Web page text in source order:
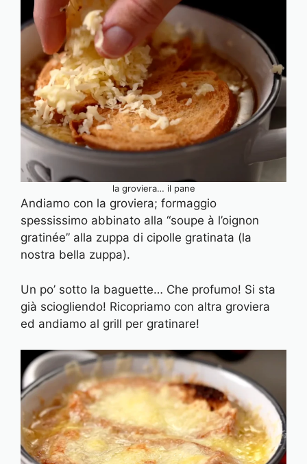
la groviera… il pane
Andiamo con la groviera; formaggio
spessissimo abbinato alla “soupe à l’oignon
gratinée” alla zuppa di cipolle gratinata (la
nostra bella zuppa).
Un po’ sotto la baguette… Che profumo! Si sta
già sciogliendo! Ricopriamo con altra groviera
ed andiamo al grill per gratinare!